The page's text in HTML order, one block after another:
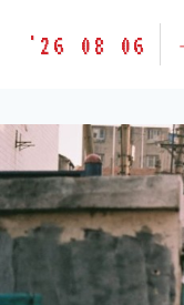
胶
味
道
LETSFILM
'26 08 06